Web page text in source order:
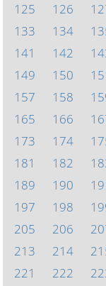
125
126
133
134
141
142
149
150
157
158
165
166
173
174
181
182
189
190
197
198
205
206
213
214
221
222